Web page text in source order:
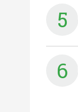
5
6